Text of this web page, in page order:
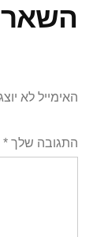
השאר
האימייל לא
התגובה שלך*